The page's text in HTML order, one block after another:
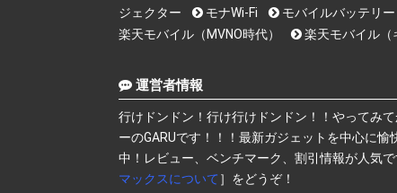
ジェクター
モナWi-Fi モバイルバッテリ
楽天モバイル（MVNO時代）
楽天モバイル（
運営者情報
行けドンドン！行け行けドンドン！！やってみ
ーのGARUです！！！最新ガジェットを中心に
中！レビュー、ベンチマーク、割引情報が人気
マックスについて］をどうぞ！